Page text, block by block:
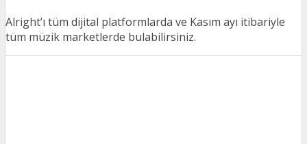
Alright’ı tüm dijital platformlarda ve Kasım ayı itibariyle
tüm müzik marketlerde bulabilirsiniz.